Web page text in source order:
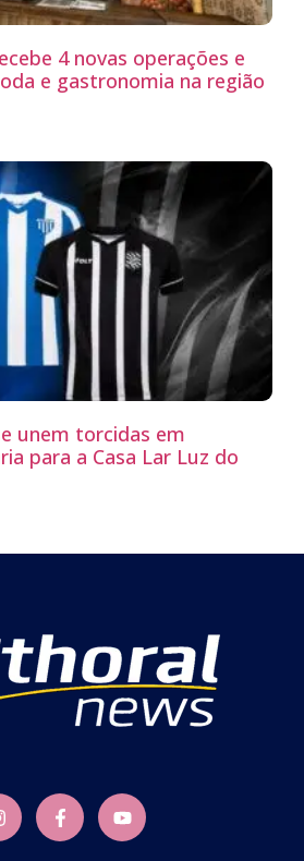
4 novas operações e
e gastronomia na região
unem torcidas em
para a Casa Lar Luz do